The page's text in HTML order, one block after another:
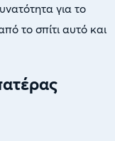
για το
το σπίτι αυτό και